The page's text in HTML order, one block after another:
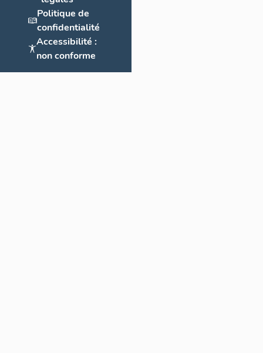
Politique de
confidentialité
Accessibilité :
non conforme